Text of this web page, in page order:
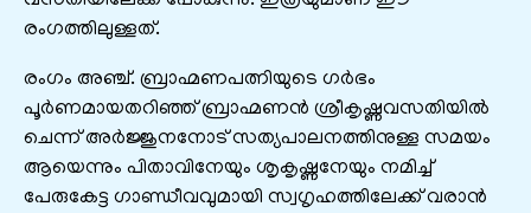
രംഗത്തിലുള്ളത്.
രംഗം അഞ്ച്. ബ്രാഹ്മണപത്നിയുടെ ഗര്‍ഭം
പൂര്‍ണമായതറിഞ്ഞ് ബ്രാഹ്മണന്‍ ശ്രീകൃഷ്ണവസതിയില്‍
ചെന്ന് അര്‍ജ്ജുനനോട് സത്യപാലനത്തിനുള്ള സമയം
ആയെന്നും പിതാവിനേയും ശൃകൃഷ്ണനേയും നമിച്ച്
പേരുകേട്ട ഗാണ്ഡീവവുമായി സ്വഗൃഹത്തിലേക്ക് വരാന്‍